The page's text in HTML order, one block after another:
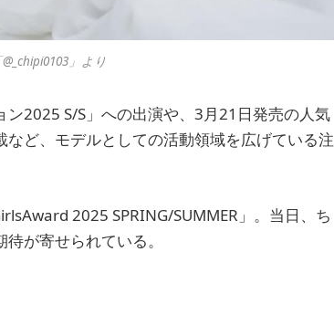
」より
2025 S/S」への出演や、3月21日発売の人気
ど、モデルとしての活動領域を広げている注
2025 SPRING/SUMMER」。当日、ち
が寄せられている。